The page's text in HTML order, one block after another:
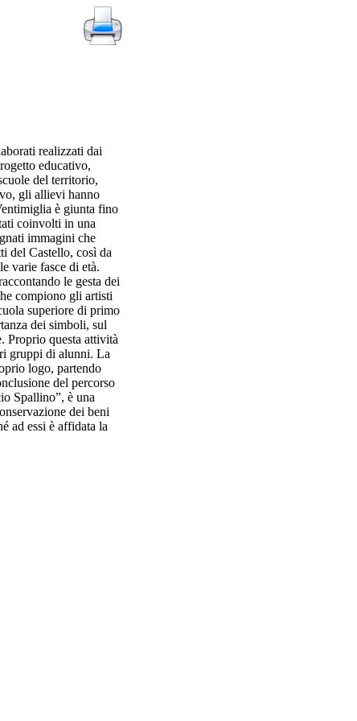
realizzati dai
educativo,
del territorio,
gli allievi hanno
è giunta fino
coinvolti in una
immagini che
del Castello, così da
varie fasce di età.
le gesta dei
compiono gli artisti
superiore di primo
dei simboli, sul
Proprio questa attività
gruppi di alunni. La
logo, partendo
del percorso
Spallino”, è una
dei beni
ad essi è affidata la